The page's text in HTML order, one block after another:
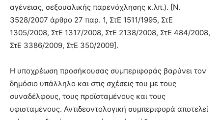
αγένειας, σεξουαλικής παρενόχλησης κ.λπ.). [Ν.
3528/2007 άρθρο 27 παρ. 1, ΣτΕ 1511/1995, ΣτΕ
1305/2008, ΣτΕ 1317/2008, ΣτΕ 2138/2008, ΣτΕ 484/2008,
ΣτΕ 3386/2009, ΣτΕ 350/2009].
Η υποχρέωση προσήκουσας συμπεριφοράς βαρύνει τον
δημόσιο υπάλληλο και στις σχέσεις του με τους
συναδέλφους, τους προϊσταμένους και τους
υφισταμένους. Αντιδεοντολογική συμπεριφορά αποτελεί